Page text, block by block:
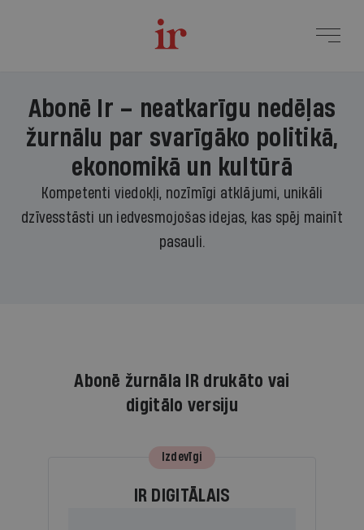
Abonē Ir – neatkarīgu nedēļas
žurnālu par svarīgāko politikā,
ekonomikā un kultūrā
Kompetenti viedokļi, nozīmīgi atklājumi, unikāli
dzīvesstāsti un iedvesmojošas idejas, kas spēj mainīt
pasauli.
Abonē žurnāla IR drukāto vai
digitālo versiju
Izdevīgi
IR DIGITĀLAIS